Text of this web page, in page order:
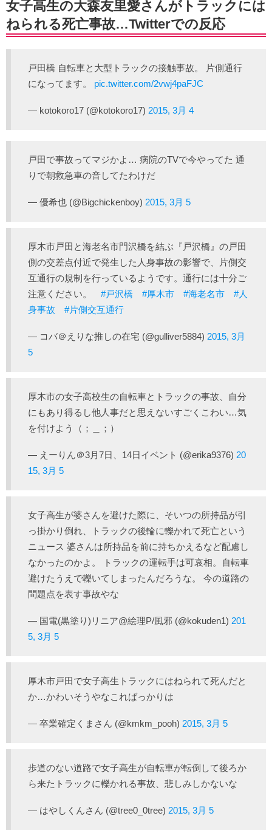
女子高生の大森友里愛さんがトラックには
ねられる死亡事故…Twitterでの反応
戸田橋 自転車と大型トラックの接触事故。 片側通行
になってます。 pic.twitter.com/2vwj4paFJC
— kotokoro17 (@kotokoro17) 2015, 3月 4
戸田で事故ってマジかよ… 病院のTVで今やってた 通
りで朝救急車の音してたわけだ
— 優希也 (@Bigchickenboy) 2015, 3月 5
厚木市戸田と海老名市門沢橋を結ぶ『戸沢橋』の戸田
側の交差点付近で発生した人身事故の影響で、片側交
互通行の規制を行っているようです。通行には十分ご
注意ください。 #戸沢橋 #厚木市 #海老名市
#人
身事故
#片側交互通行
— コバ＠えりな推しの在宅 (@gulliver5884) 2015, 3月
5
厚木市の女子高校生の自転車とトラックの事故、自分
にもあり得るし他人事だと思えないすごくこわい…気
を付けよう（；＿；）
— えーりん＠3月7日、14日イベント (@erika9376) 20
15, 3月 5
女子高生が婆さんを避けた際に、そいつの所持品が引
っ掛かり倒れ、トラックの後輪に轢かれて死亡という
ニュース 婆さんは所持品を前に持ちかえるなど配慮し
なかったのかよ。 トラックの運転手は可哀相。自転車
避けたうえで轢いてしまったんだろうな。 今の道路の
問題点を表す事故やな
— 国電(黒塗り)リニア@絵理P/風邪 (@kokuden1) 201
5, 3月 5
厚木市戸田で女子高生トラックにはねられて死んだと
か…かわいそうやなこればっかりは
— 卒業確定くまさん (@kmkm_pooh) 2015, 3月 5
歩道のない道路で女子高生が自転車が転倒して後ろか
ら来たトラックに轢かれる事故、悲しみしかないな
— はやしくんさん (@tree0_0tree) 2015, 3月 5